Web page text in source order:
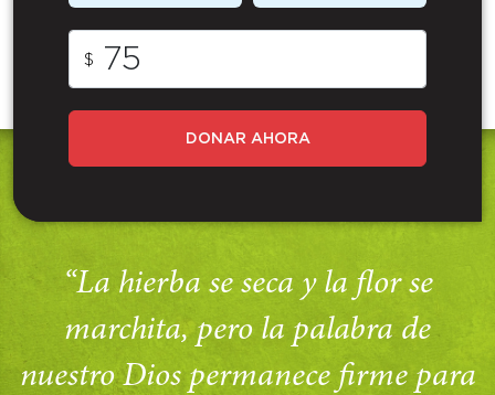
$
DONAR AHORA
“La hierba se seca y la flor se
marchita, pero la palabra de
nuestro Dios permanece firme para